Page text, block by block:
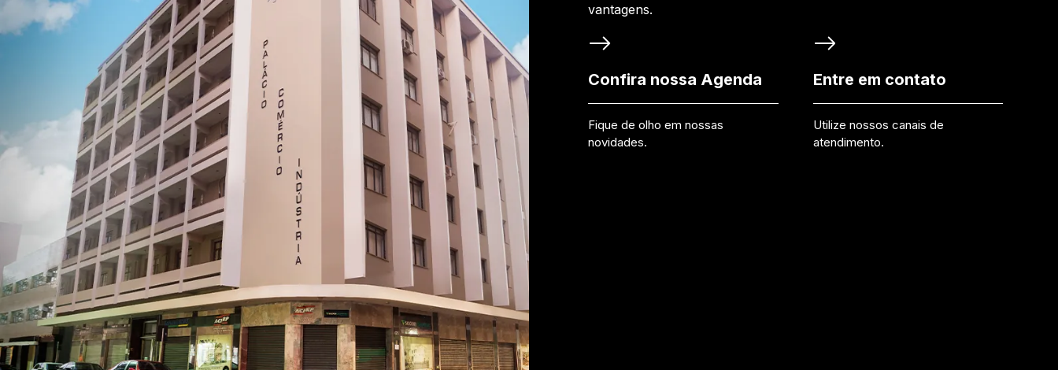
vantagens.
Confira nossa Agenda
Fique de olho em nossas
novidades.
Entre em contato
Utilize nossos canais de
atendimento.